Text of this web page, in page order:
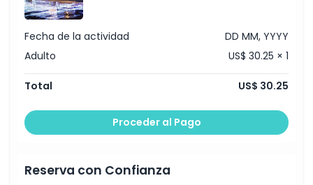
Fecha de la actividad
DD MM, YYYY
Adulto
US$ 30.25 × 1
Total US$ 30.25
Proceder al Pago
Reserva con Confianza